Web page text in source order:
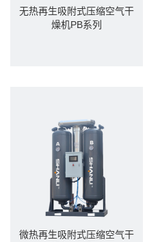
无热再生吸附式压缩空气干
燥机PB系列
微热再生吸附式压缩空气干